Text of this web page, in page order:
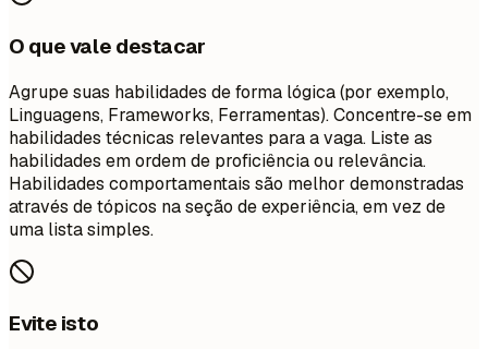
O que vale destacar
Agrupe suas habilidades de forma lógica (por exemplo,
Linguagens, Frameworks, Ferramentas). Concentre-se em
habilidades técnicas relevantes para a vaga. Liste as
habilidades em ordem de proficiência ou relevância.
Habilidades comportamentais são melhor demonstradas
através de tópicos na seção de experiência, em vez de
uma lista simples.
Evite isto